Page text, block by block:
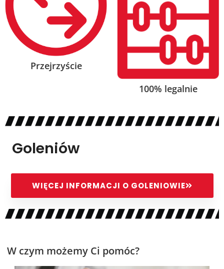
Przejrzyście
100% legalnie
Goleniów
WIĘCEJ INFORMACJI O GOLENIOWIE
W czym możemy Ci pomóc?